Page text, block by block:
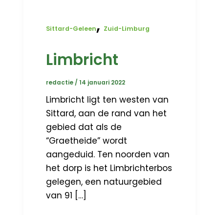
Sittard-Geleen, Zuid-Limburg
Limbricht
redactie /14 januari 2022
Limbricht ligt ten westen van
Sittard, aan de rand van het
gebied dat als de
“Graetheide” wordt
aangeduid. Ten noorden van
het dorp is het Limbrichterbos
gelegen, een natuurgebied
van 91 […]